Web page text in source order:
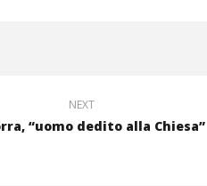
NEXT
“uomo dedito alla Chiesa”